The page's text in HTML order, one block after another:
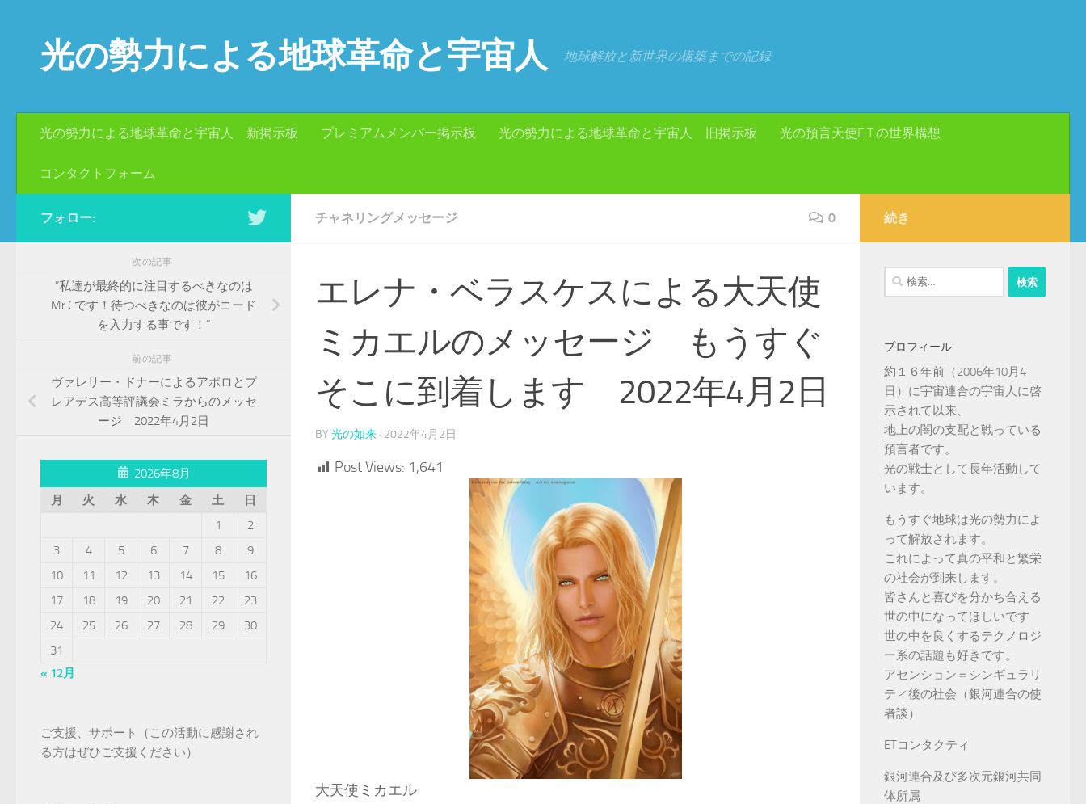
光の勢力による地球革命と宇宙人 地球解放と新世界の構築までの記録
光の勢力による地球革命と宇宙人 新掲示板 プレミアムメンバー掲示板 光の勢力による地球革命と宇宙人 旧掲示板 光の預言天使E.T.の世界構想
コンタクトフォーム
チャネリングメッセージ 0
エレナ・ベラスケスによる大天使
ミカエルのメッセージ もうすぐ
そこに到着します 2022年4月2日
BY 光の如来 · 2022年4月2日
Post Views: 1,641
大天使ミカエル
フォロー:
次の記事
”私達が最終的に注目するべきなのは
Mr.Cです！待つべきなのは彼がコード
を入力する事です！”
前の記事
ヴァレリー・ドナーによるアポロとプ
レアデス高等評議会ミラからのメッセ
ージ 2022年4月2日
2026年8月
月
火 水 木 金 土
日
1
2
3
4 5 6 7 8
9
10
11 12 13 14 15
16
17
18 19 20 21 22
23
24
25 26 27 28 29
30
31
« 12月
ご支援、サポート（この活動に感謝され
る方はぜひご支援ください）
続き
検
索:
プロフィール
約１６年前（2006年10月4
日）に宇宙連合の宇宙人に啓
示されて以来、
地上の闇の支配と戦っている
預言者です。
光の戦士として長年活動して
います。
もうすぐ地球は光の勢力によ
って解放されます。
これによって真の平和と繁栄
の社会が到来します。
皆さんと喜びを分かち合える
世の中になってほしいです
世の中を良くするテクノロジ
ー系の話題も好きです。
アセンション＝シンギュラリ
ティ後の社会（銀河連合の使
者談）
ETコンタクティ
銀河連合及び多次元銀河共同
体所属